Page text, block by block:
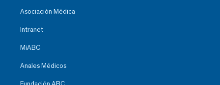
Asociación Médica
Intranet
MiABC
Anales Médicos